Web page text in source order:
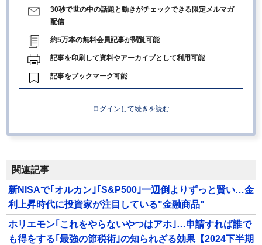
30秒で世の中の話題と動きがチェックできる限定メルマガ
配信
約5万本の無料会員記事が閲覧可能
記事を印刷して資料やアーカイブとして利用可能
記事をブックマーク可能
ログインして続きを読む
関連記事
新NISAで｢オルカン｣｢S&P500｣一辺倒よりずっと賢い…金
利上昇時代に投資家が注目している"金融商品"
ホリエモン｢これをやらないやつはアホ｣…申請すれば誰で
も得をする｢最強の節税術｣の知られざる効果【2024下半期